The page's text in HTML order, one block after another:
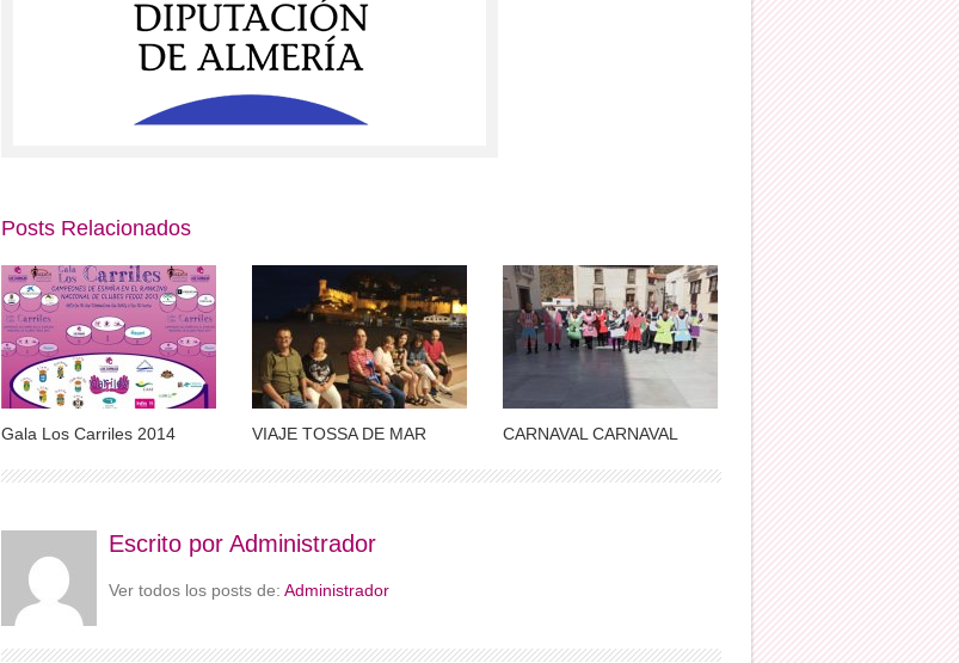
Posts Relacionados
Gala Los Carriles 2014 VIAJE TOSSA DE MAR CARNAVAL CARNAVAL
Escrito por Administrador
Ver todos los posts de: Administrador